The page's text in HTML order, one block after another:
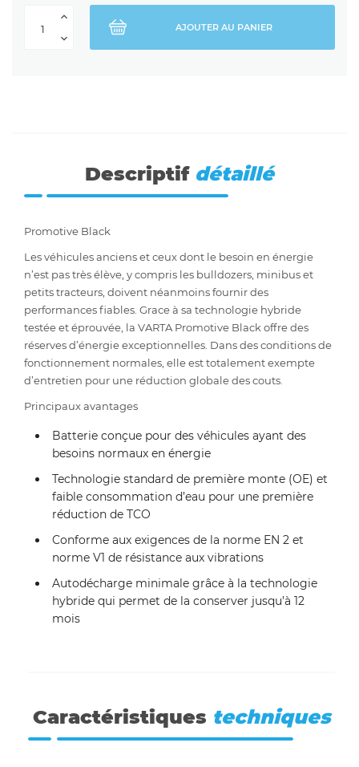
AJOUTER AU PANIER
Descriptif détaillé
Promotive Black
Les véhicules anciens et ceux dont le besoin en énergie
n’est pas très élève, y compris les bulldozers, minibus et
petits tracteurs, doivent néanmoins fournir des
performances fiables. Grace à sa technologie hybride
testée et éprouvée, la VARTA Promotive Black offre des
réserves d’énergie exceptionnelles. Dans des conditions de
fonctionnement normales, elle est totalement exempte
d’entretien pour une réduction globale des couts.
Principaux avantages
Batterie conçue pour des véhicules ayant des
besoins normaux en énergie
Technologie standard de première monte (OE) et
faible consommation d’eau pour une première
réduction de TCO
Conforme aux exigences de la norme EN 2 et
norme V1 de résistance aux vibrations
Autodécharge minimale grâce à la technologie
hybride qui permet de la conserver jusqu’à 12
mois
Caractéristiques techniques